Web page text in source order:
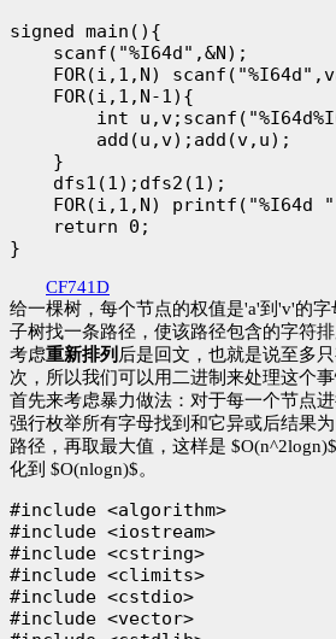
signed main(){
    scanf("%I64d",&N);
FOR(i,1,N)
    FOR(i,1,N-1){
int
        add(u,v);add(v,u);
    }
    dfs1(1);dfs2(1);
FOR(i,1,N) printf("%I64d
    return 0;
CF741D
给一棵树，每个节点的权值是'a'到'v'的
子树找一条路径，使该路径包含的字符排
考虑重新排列 后是回文，也就是说至多
次，所以我们可以用二进制来处理这个事
首先来考虑暴力做法：对于每一个节点
强行枚举所有字母找到和它异或后结果
路径，再取最大值，这样是
化到 $O(nlogn)$。
#include <algorithm>
#include <iostream>
#include <cstring>
#include <climits>
#include <cstdio>
#include <vector>